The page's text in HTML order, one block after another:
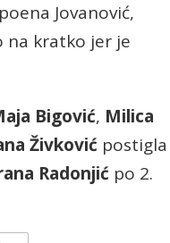
Jovanović,
na kratko jer je
Bigović, Milica
Živković postigla
Radonjić po 2.